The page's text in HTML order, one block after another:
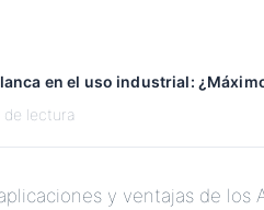
en el uso industrial:
de lectura
y ventajas de los